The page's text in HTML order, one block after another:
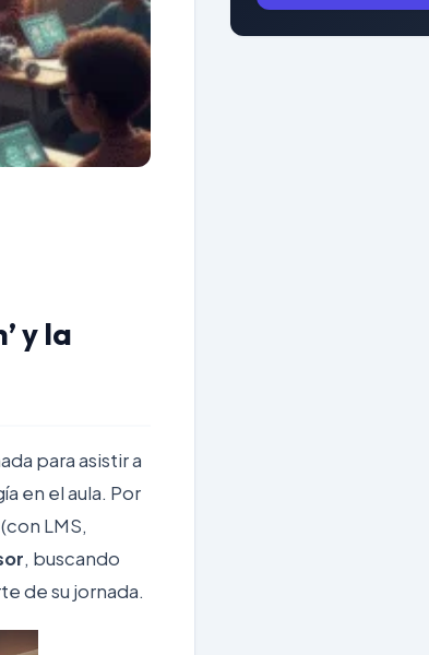
y la
para asistir a
en el aula. Por
LMS,
, buscando
de su jornada.